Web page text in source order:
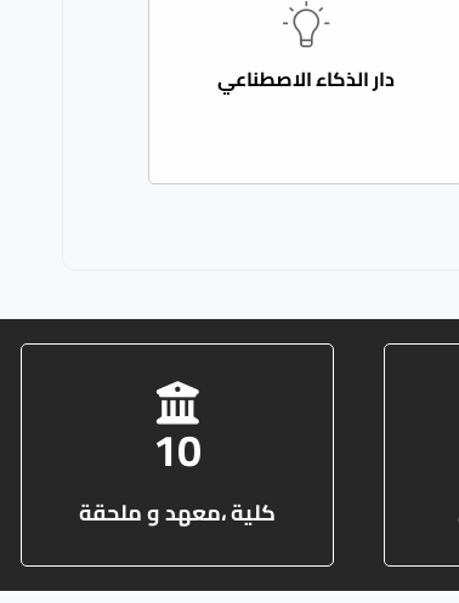
دار الذكاء الاصطناعي
10
كلية ،معهد و ملحقة